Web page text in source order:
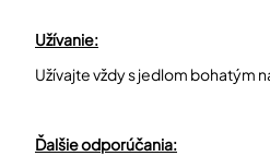
Užívanie:
Užívajte vždy s jedlom bohatým
Ďalšie odporúčania: